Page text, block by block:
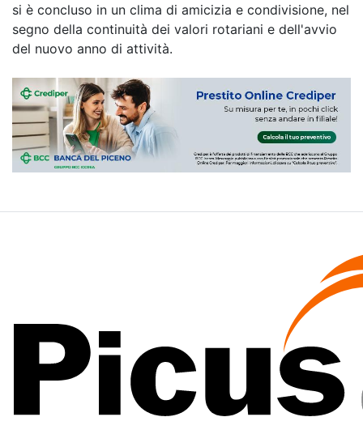
si è concluso in un clima di amicizia e condivisione, nel
segno della continuità dei valori rotariani e dell'avvio
del nuovo anno di attività.